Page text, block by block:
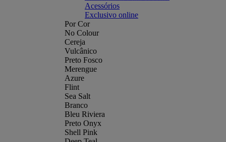
Acessórios
Exclusivo online
Por Cor
No Colour
Cereja
Vulcânico
Preto Fosco
Merengue
Azure
Flint
Sea Salt
Branco
Bleu Riviera
Preto Onyx
Shell Pink